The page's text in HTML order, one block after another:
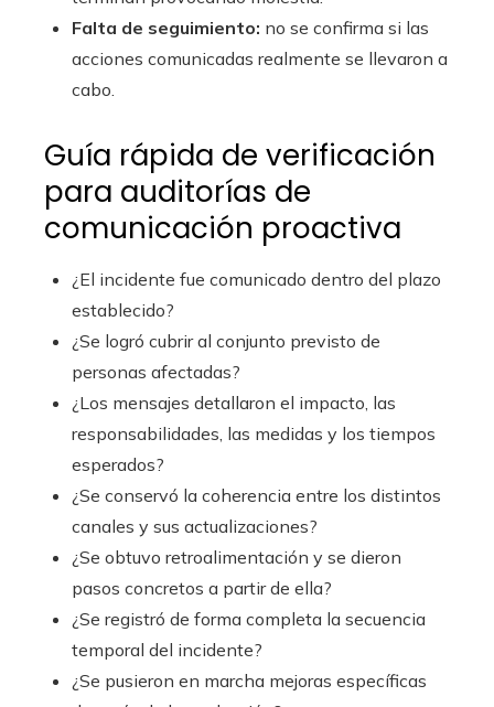
Falta de seguimiento: no se confirma si las
acciones comunicadas realmente se llevaron a
cabo.
Guía rápida de verificación
para auditorías de
comunicación proactiva
¿El incidente fue comunicado dentro del plazo
establecido?
¿Se logró cubrir al conjunto previsto de
personas afectadas?
¿Los mensajes detallaron el impacto, las
responsabilidades, las medidas y los tiempos
esperados?
¿Se conservó la coherencia entre los distintos
canales y sus actualizaciones?
¿Se obtuvo retroalimentación y se dieron
pasos concretos a partir de ella?
¿Se registró de forma completa la secuencia
temporal del incidente?
¿Se pusieron en marcha mejoras específicas